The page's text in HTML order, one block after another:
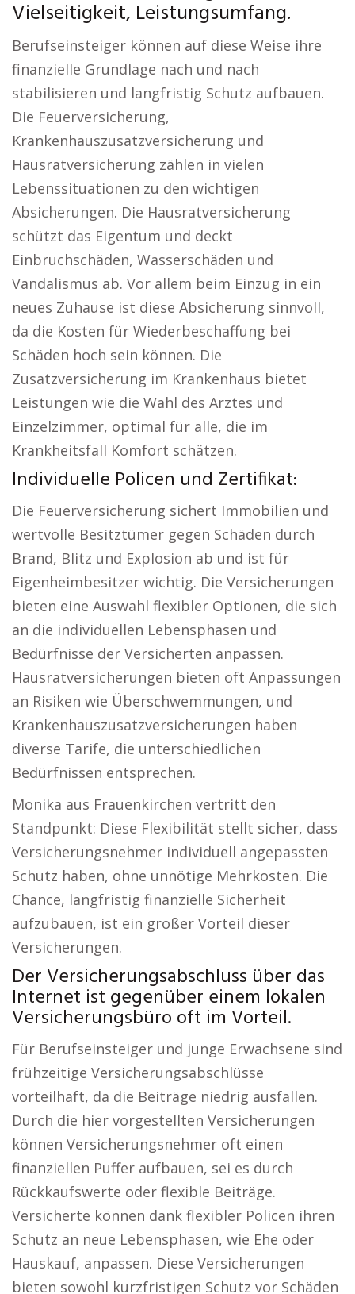
Vielseitigkeit, Leistungsumfang.
Berufseinsteiger können auf diese Weise ihre
finanzielle Grundlage nach und nach
stabilisieren und langfristig Schutz aufbauen.
Die Feuerversicherung,
Krankenhauszusatzversicherung und
Hausratversicherung zählen in vielen
Lebenssituationen zu den wichtigen
Absicherungen. Die Hausratversicherung
schützt das Eigentum und deckt
Einbruchschäden, Wasserschäden und
Vandalismus ab. Vor allem beim Einzug in ein
neues Zuhause ist diese Absicherung sinnvoll,
da die Kosten für Wiederbeschaffung bei
Schäden hoch sein können. Die
Zusatzversicherung im Krankenhaus bietet
Leistungen wie die Wahl des Arztes und
Einzelzimmer, optimal für alle, die im
Krankheitsfall Komfort schätzen.
Individuelle Policen und Zertifikat:
Die Feuerversicherung sichert Immobilien und
wertvolle Besitztümer gegen Schäden durch
Brand, Blitz und Explosion ab und ist für
Eigenheimbesitzer wichtig. Die Versicherungen
bieten eine Auswahl flexibler Optionen, die sich
an die individuellen Lebensphasen und
Bedürfnisse der Versicherten anpassen.
Hausratversicherungen bieten oft Anpassungen
an Risiken wie Überschwemmungen, und
Krankenhauszusatzversicherungen haben
diverse Tarife, die unterschiedlichen
Bedürfnissen entsprechen.
Monika aus Frauenkirchen vertritt den
Standpunkt: Diese Flexibilität stellt sicher, dass
Versicherungsnehmer individuell angepassten
Schutz haben, ohne unnötige Mehrkosten. Die
Chance, langfristig finanzielle Sicherheit
aufzubauen, ist ein großer Vorteil dieser
Versicherungen.
Der Versicherungsabschluss über das
Internet ist gegenüber einem lokalen
Versicherungsbüro oft im Vorteil.
Für Berufseinsteiger und junge Erwachsene sind
frühzeitige Versicherungsabschlüsse
vorteilhaft, da die Beiträge niedrig ausfallen.
Durch die hier vorgestellten Versicherungen
können Versicherungsnehmer oft einen
finanziellen Puffer aufbauen, sei es durch
Rückkaufswerte oder flexible Beiträge.
Versicherte können dank flexibler Policen ihren
Schutz an neue Lebensphasen, wie Ehe oder
Hauskauf, anpassen. Diese Versicherungen
bieten sowohl kurzfristigen Schutz vor Schäden